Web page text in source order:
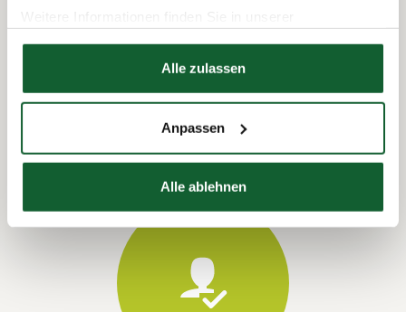
Datenschutzerklärung
Alle zulassen
Anpassen
Alle ablehnen